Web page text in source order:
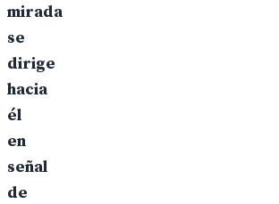
mirada
se
dirige
hacia
él
en
señal
de